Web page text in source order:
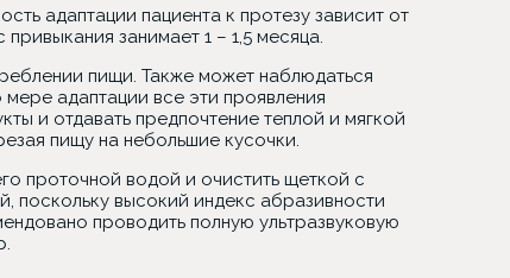
адаптации пациента к протезу зависит от
занимает 1 – 1,5 месяца.
пищи. Также может наблюдаться
адаптации все эти проявления
и отдавать предпочтение теплой и мягкой
пищу на небольшие кусочки.
проточной водой и очистить щеткой с
поскольку высокий индекс абразивности
проводить полную ультразвуковую